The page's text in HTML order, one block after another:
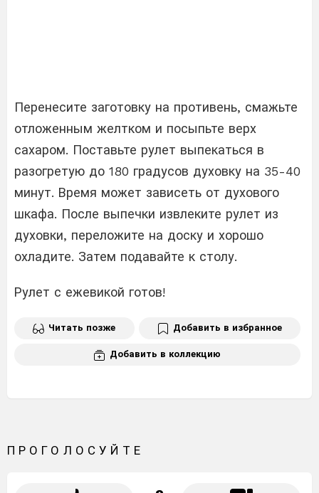
Перенесите заготовку на противень, смажьте
отложенным желтком и посыпьте верх
сахаром. Поставьте рулет выпекаться в
разогретую до 180 градусов духовку на 35-40
минут. Время может зависеть от духового
шкафа. После выпечки извлеките рулет из
духовки, переложите на доску и хорошо
охладите. Затем подавайте к столу.
Рулет с ежевикой готов!
Читать позже Добавить в избранное
Добавить в коллекцию
ПРОГОЛОСУЙТЕ